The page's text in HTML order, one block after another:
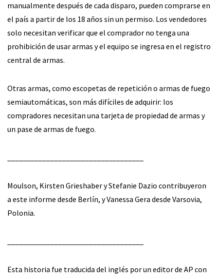
manualmente después de cada disparo, pueden comprarse en
el país a partir de los 18 años sin un permiso. Los vendedores
solo necesitan verificar que el comprador no tenga una
prohibición de usar armas y el equipo se ingresa en el registro
central de armas.
Otras armas, como escopetas de repetición o armas de fuego
semiautomáticas, son más difíciles de adquirir: los
compradores necesitan una tarjeta de propiedad de armas y
un pase de armas de fuego.
Moulson, Kirsten Grieshaber y Stefanie Dazio contribuyeron
a este informe desde Berlín, y Vanessa Gera desde Varsovia,
Polonia.
Esta historia fue traducida del inglés por un editor de AP con